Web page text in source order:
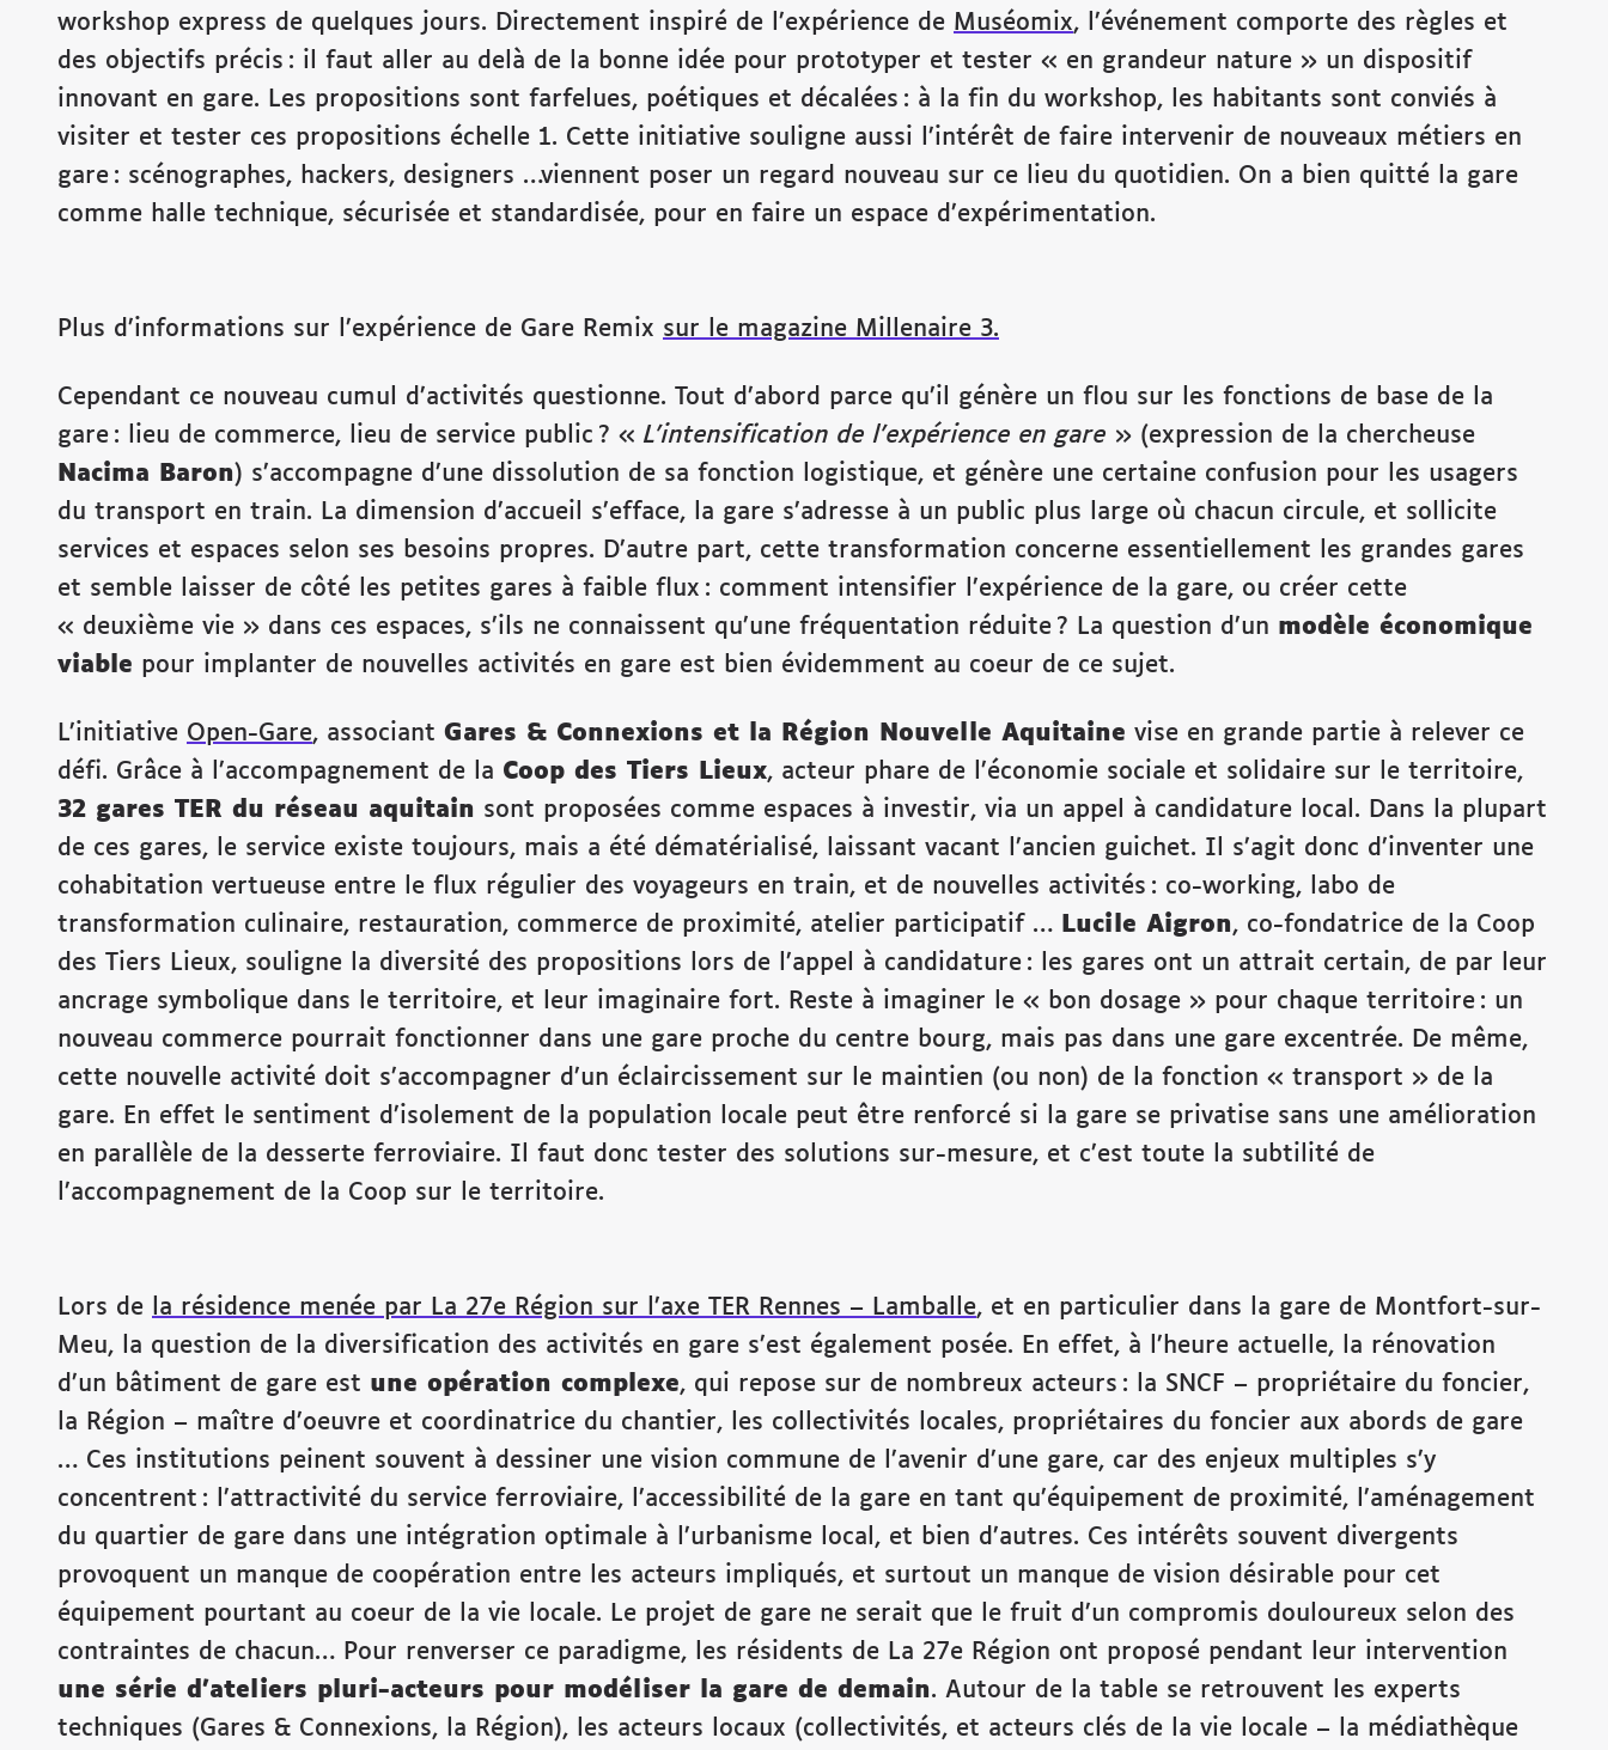
workshop express de quelques jours. Directement inspiré de l’expérience de Muséomix, l’événement comporte des règles et
des objectifs précis : il faut aller au delà de la bonne idée pour prototyper et tester « en grandeur nature » un dispositif
innovant en gare. Les propositions sont farfelues, poétiques et décalées : à la fin du workshop, les habitants sont conviés à
visiter et tester ces propositions échelle 1. Cette initiative souligne aussi l’intérêt de faire intervenir de nouveaux métiers en
gare : scénographes, hackers, designers …viennent poser un regard nouveau sur ce lieu du quotidien. On a bien quitté la gare
comme halle technique, sécurisée et standardisée, pour en faire un espace d’expérimentation.
Plus d’informations sur l’expérience de Gare Remix sur le magazine Millenaire 3.
Cependant ce nouveau cumul d’activités questionne. Tout d’abord parce qu’il génère un flou sur les fonctions de base de la
gare : lieu de commerce, lieu de service public ? « L’intensification de l’expérience en gare » (expression de la chercheuse
Nacima Baron) s’accompagne d’une dissolution de sa fonction logistique, et génère une certaine confusion pour les usagers
du transport en train. La dimension d’accueil s’efface, la gare s’adresse à un public plus large où chacun circule, et sollicite
services et espaces selon ses besoins propres. D’autre part, cette transformation concerne essentiellement les grandes gares
et semble laisser de côté les petites gares à faible flux : comment intensifier l’expérience de la gare, ou créer cette
« deuxième vie » dans ces espaces, s’ils ne connaissent qu’une fréquentation réduite ? La question d’un modèle économique
viable pour implanter de nouvelles activités en gare est bien évidemment au coeur de ce sujet.
L’initiative Open-Gare, associant Gares & Connexions et la Région Nouvelle Aquitaine vise en grande partie à relever ce
défi. Grâce à l’accompagnement de la Coop des Tiers Lieux, acteur phare de l’économie sociale et solidaire sur le territoire,
32 gares TER du réseau aquitain sont proposées comme espaces à investir, via un appel à candidature local. Dans la plupart
de ces gares, le service existe toujours, mais a été dématérialisé, laissant vacant l’ancien guichet. Il s’agit donc d’inventer une
cohabitation vertueuse entre le flux régulier des voyageurs en train, et de nouvelles activités : co-working, labo de
transformation culinaire, restauration, commerce de proximité, atelier participatif …
Lucile Aigron, co-fondatrice de la Coop
des Tiers Lieux, souligne la diversité des propositions lors de l’appel à candidature : les gares ont un attrait certain, de par leur
ancrage symbolique dans le territoire, et leur imaginaire fort. Reste à imaginer le « bon dosage » pour chaque territoire : un
nouveau commerce pourrait fonctionner dans une gare proche du centre bourg, mais pas dans une gare excentrée. De même,
cette nouvelle activité doit s’accompagner d’un éclaircissement sur le maintien (ou non) de la fonction « transport » de la
gare. En effet le sentiment d’isolement de la population locale peut être renforcé si la gare se privatise sans une amélioration
en parallèle de la desserte ferroviaire. Il faut donc tester des solutions sur-mesure, et c’est toute la subtilité de
l’accompagnement de la Coop sur le territoire.
Lors de la résidence menée par La 27e Région sur l’axe TER Rennes – Lamballe, et en particulier dans la gare de Montfort-sur-
Meu, la question de la diversification des activités en gare s’est également posée. En effet, à l’heure actuelle, la rénovation
d’un bâtiment de gare est une opération complexe, qui repose sur de nombreux acteurs : la SNCF – propriétaire du foncier,
la Région – maître d’oeuvre et coordinatrice du chantier, les collectivités locales, propriétaires du foncier aux abords de gare
… Ces institutions peinent souvent à dessiner une vision commune de l’avenir d’une gare, car des enjeux multiples s’y
concentrent : l’attractivité du service ferroviaire, l’accessibilité de la gare en tant qu’équipement de proximité, l’aménagement
du quartier de gare dans une intégration optimale à l’urbanisme local, et bien d’autres. Ces intérêts souvent divergents
provoquent un manque de coopération entre les acteurs impliqués, et surtout un manque de vision désirable pour cet
équipement pourtant au coeur de la vie locale. Le projet de gare ne serait que le fruit d’un compromis douloureux selon des
contraintes de chacun… Pour renverser ce paradigme, les résidents de La 27e Région ont proposé pendant leur intervention
une série d’ateliers pluri-acteurs pour modéliser la gare de demain. Autour de la table se retrouvent les experts
techniques (Gares & Connexions, la Région), les acteurs locaux (collectivités, et acteurs clés de la vie locale – la médiathèque